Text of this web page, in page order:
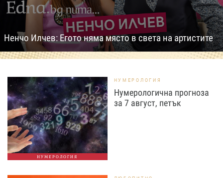
Ненчо Илчев: Егото няма място в света на артистите
НУМЕРОЛОГИЯ
НУМЕРОЛОГИЯ
Нумерологична прогноза
за 7 август, петък